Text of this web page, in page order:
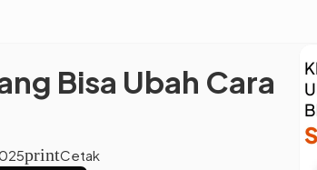
Bisa Ubah Cara
printCetak